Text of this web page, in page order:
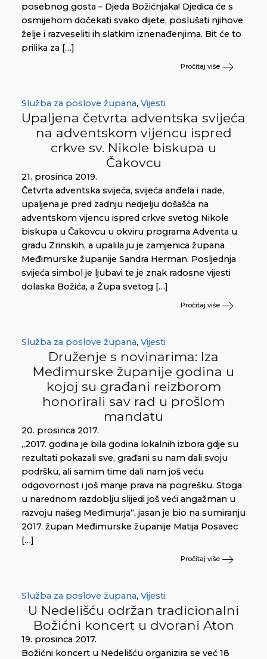
posebnog gosta – Djeda Božićnjaka! Djedica će s
osmijehom dočekati svako dijete, poslušati njihove
želje i razveseliti ih slatkim iznenađenjima. Bit će to
prilika za […]
Pročitaj više
Služba za poslove župana, Vijesti
Upaljena četvrta adventska svijeća
na adventskom vijencu ispred
crkve sv. Nikole biskupa u
Čakovcu
21. prosinca 2019.
Četvrta adventska svijeća, svijeća anđela i nade,
upaljena je pred zadnju nedjelju došašća na
adventskom vijencu ispred crkve svetog Nikole
biskupa u Čakovcu u okviru programa Adventa u
gradu Zrinskih, a upalila ju je zamjenica župana
Međimurske županije Sandra Herman. Posljednja
svijeća simbol je ljubavi te je znak radosne vijesti
dolaska Božića, a Župa svetog […]
Pročitaj više
Služba za poslove župana, Vijesti
Druženje s novinarima: Iza
Međimurske županije godina u
kojoj su građani reizborom
honorirali sav rad u prošlom
mandatu
20. prosinca 2017.
„2017. godina je bila godina lokalnih izbora gdje su
rezultati pokazali sve, građani su nam dali svoju
podršku, ali samim time dali nam još veću
odgovornost i još manje prava na pogrešku. Stoga
u narednom razdoblju slijedi još veći angažman u
razvoju našeg Međimurja“, jasan je bio na sumiranju
2017. župan Međimurske županije Matija Posavec
[…]
Pročitaj više
Služba za poslove župana, Vijesti
U Nedelišću održan tradicionalni
Božićni koncert u dvorani Aton
19. prosinca 2017.
Božićni koncert u Nedelišću organizira se već 18